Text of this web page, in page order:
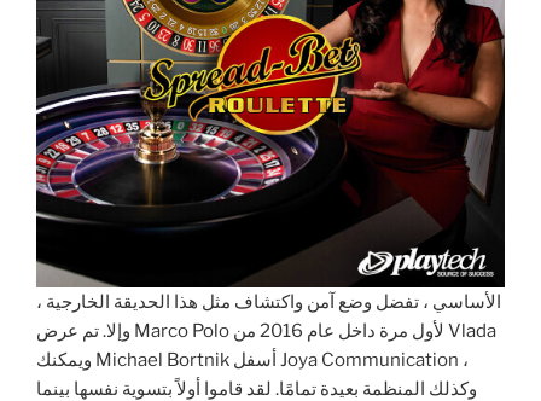
الأساسي ، تفضل وضع آمن واكتشاف مثل هذا الحديقة الخارجية ،
وإلا. تم عرض Marco Polo لأول مرة داخل عام 2016 من Vlada
ويمكنك Michael Bortnik أسفل Joya Communication ،
وكذلك المنظمة بعيدة تمامًا. لقد قاموا أولاً بتسوية نفسها بينما